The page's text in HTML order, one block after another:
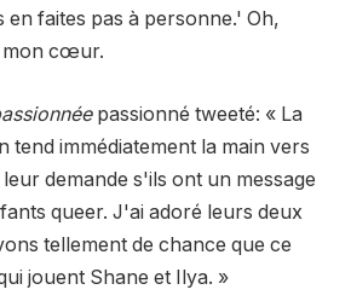
en faites pas à personne.' Oh,
mon cœur.
passionné tweeté: « La
tend immédiatement la main vers
demande s'ils ont un message
queer. J'ai adoré leurs deux
tellement de chance que ce
jouent Shane et Ilya. »